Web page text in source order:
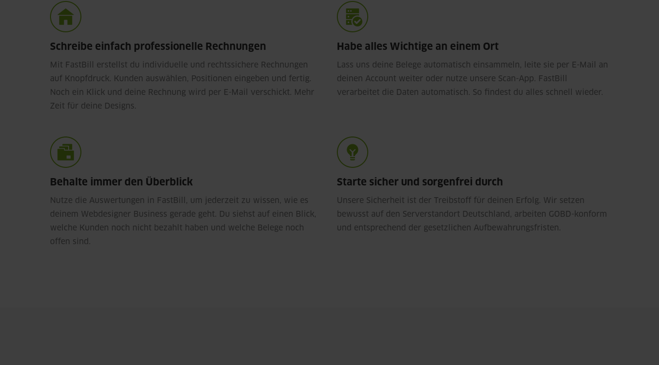
Schreibe einfach professionelle Rechnungen
Mit FastBill erstellst du individuelle und rechtssichere Rechnungen
auf Knopfdruck. Kunden auswählen, Positionen eingeben und fertig.
Noch ein Klick und deine Rechnung wird per E-Mail verschickt. Mehr
Zeit für deine Designs.
Habe alles Wichtige an einem Ort
Lass uns deine Belege automatisch einsammeln, leite sie per E-Mail an
deinen Account weiter oder nutze unsere Scan-App. FastBill
verarbeitet die Daten automatisch. So findest du alles schnell wieder.
Behalte immer den Überblick
Nutze die Auswertungen in FastBill, um jederzeit zu wissen, wie es
deinem Webdesigner Business gerade geht. Du siehst auf einen Blick,
welche Kunden noch nicht bezahlt haben und welche Belege noch
offen sind.
Starte sicher und sorgenfrei durch
Unsere Sicherheit ist der Treibstoff für deinen Erfolg. Wir setzen
bewusst auf den Serverstandort Deutschland, arbeiten GOBD-konform
und entsprechend der gesetzlichen Aufbewahrungsfristen.